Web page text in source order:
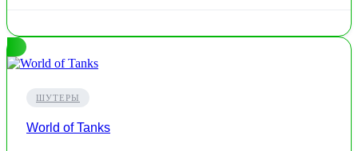
ШУТЕРЫ
World of Tanks